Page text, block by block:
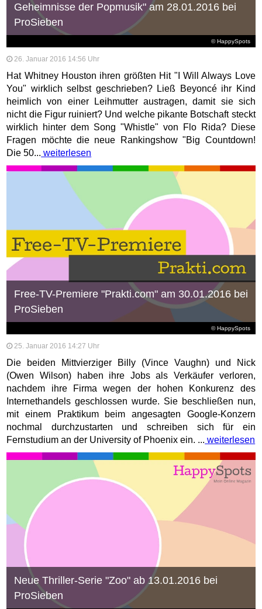
© HappySpots
Geheimnisse der Popmusik" am 28.01.2016 bei
ProSieben
26. Januar 2016 14:56 Uhr
Hat Whitney Houston ihren größten Hit "I Will Always Love
You" wirklich selbst geschrieben? Ließ Beyoncé ihr Kind
heimlich von einer Leihmutter austragen, damit sie sich
nicht die Figur ruiniert? Und welche pikante Botschaft steckt
wirklich hinter dem Song "Whistle" von Flo Rida? Diese
Fragen möchte die neue Rankingshow "Big Countdown!
Die 50... weiterlesen
© HappySpots
Free-TV-Premiere "Prakti.com" am 30.01.2016 bei
ProSieben
25. Januar 2016 14:27 Uhr
Die beiden Mittvierziger Billy (Vince Vaughn) und Nick
(Owen Wilson) haben ihre Jobs als Verkäufer verloren,
nachdem ihre Firma wegen der hohen Konkurenz des
Internethandels geschlossen wurde. Sie beschließen nun,
mit einem Praktikum beim angesagten Google-Konzern
nochmal durchzustarten und schreiben sich für ein
Fernstudium an der University of Phoenix ein. ... weiterlesen
Neue Thriller-Serie "Zoo" ab 13.01.2016 bei
ProSieben